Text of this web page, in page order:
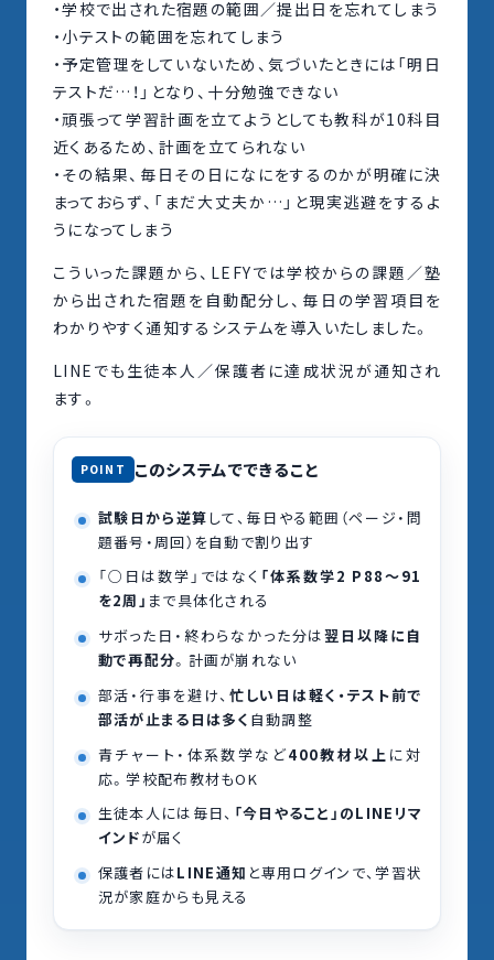
・学校で出された宿題の範囲／提出日を忘れてしまう
・小テストの範囲を忘れてしまう
・予定管理をしていないため、気づいたときには「明日
テストだ…！」となり、十分勉強できない
・頑張って学習計画を立てようとしても教科が10科目
近くあるため、計画を立てられない
・その結果、毎日その日になにをするのかが明確に決
まっておらず、「まだ大丈夫か…」と現実逃避をするよ
うになってしまう
こういった課題から、LEFYでは学校からの課題／塾
から出された宿題を自動配分し、毎日の学習項目を
わかりやすく通知するシステムを導入いたしました。
LINEでも生徒本人／保護者に達成状況が通知され
ます。
このシステムでできること
試験日から逆算 して、毎日やる範囲（ページ・問
題番号・周回）を自動で割り出す
「○日は数学」ではなく 「体系数学2 P88〜91
を2周」 まで具体化される
サボった日・終わらなかった分は翌日以降に自
動で再配分。計画が崩れない
部活・行事を避け、忙しい日は軽く・テスト前で
部活が止まる日は多く 自動調整
青チャート・体系数学など400教材以上 に対
応。学校配布教材もOK
生徒本人には毎日、 「今日やること」のLINEリマ
インドが届く
保護者にはLINE通知 と専用ログインで、学習状
況が家庭からも見える